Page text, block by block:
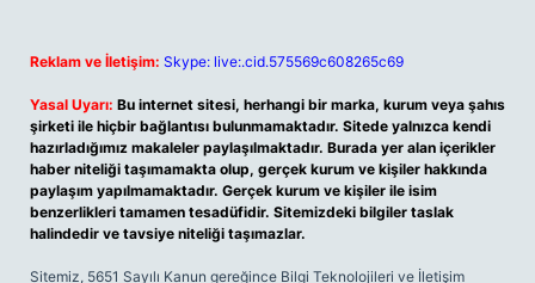
Reklam ve İletişim: Skype: live:.cid.575569c608265c69
Yasal Uyarı: Bu internet sitesi, herhangi bir marka, kurum veya şahıs
şirketi ile hiçbir bağlantısı bulunmamaktadır. Sitede yalnızca kendi
hazırladığımız makaleler paylaşılmaktadır. Burada yer alan içerikler
haber niteliği taşımamakta olup, gerçek kurum ve kişiler hakkında
paylaşım yapılmamaktadır. Gerçek kurum ve kişiler ile isim
benzerlikleri tamamen tesadüfidir. Sitemizdeki bilgiler taslak
halindedir ve tavsiye niteliği taşımazlar.
Sitemiz, 5651 Sayılı Kanun gereğince Bilgi Teknolojileri ve İletişim